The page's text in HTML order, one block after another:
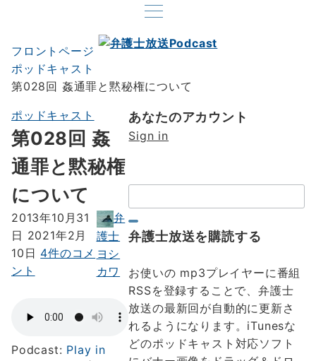
フロントページ
ポッドキャスト
第028回 姦通罪と黙秘権について
ポッドキャスト
第028回 姦
通罪と黙秘権
について
2013年10月31
日 2021年2月
10日 第
通
第
通
4件のコメ
ント
弁
護士
ヨシ
カワ
Podcast: Play in
あなたのアカウント
Sign in
索：
弁護士放送を購読する
お使いの mp3プレイヤーに番組
RSSを登録することで、弁護士
放送の最新回が自動的に更新さ
れるようになります。iTunesな
どのポッドキャスト対応ソフト